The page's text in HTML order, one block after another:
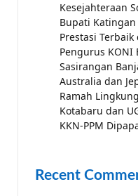
Kesejahteraan
Bupati
Prestasi
Pengurus KONI
Sasirangan
Australia dan
Ramah
Kotabaru dan
KKN-PPM
Recent